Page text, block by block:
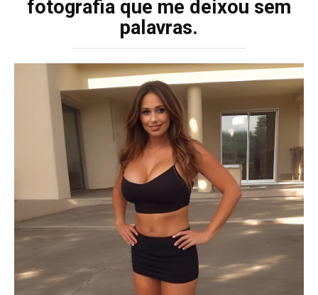
fotografia que me deixou sem
palavras.